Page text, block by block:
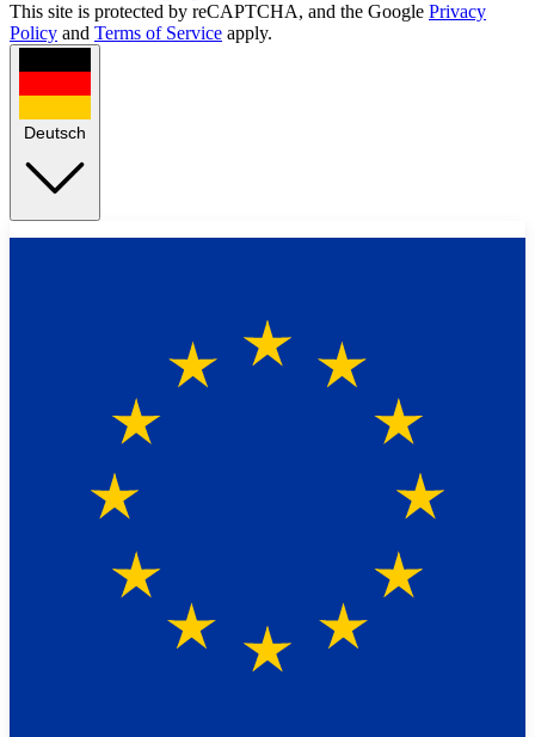
This site is protected by reCAPTCHA, and the Google Privacy
Policy and Terms of Service apply.
Deutsch